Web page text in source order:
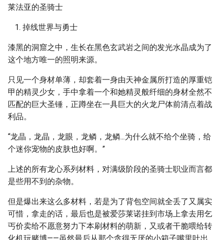
莱法亚的圣骑士
掉线世界与勇士
漆黑的洞窟之中，生长在黑色玄武岩之间的发光水晶成为了
这个地方唯一的照明来源。
只见一个身材单薄，却套着一身由天神金属所打造的厚重铠
甲的精灵少女，手中拿着一个和她精灵般纤细的身材全然不
匹配的巨大圣锤，正蹲坐在一具巨大的火龙尸体前清点着战
利品。
“龙晶，龙晶，龙眼，龙鳞，龙鳞...为什么就不给个坐骑，给
个迷你宠物的皮肤也好啊。”
上述的所有龙心系列材料，对满级阶段的圣骑士职业而言都
是些用不到的杂物。
但是爆出来这么多材料，若是为了背包空间就全丢了又属实
可惜，拿走的话，最后也是被爱莎莱诺挂到市场上拿去用乞
丐价卖给不愿意努力下本刷材料的萌新，又或者干脆喂给转